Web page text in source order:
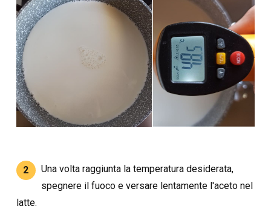
2
Una volta raggiunta la temperatura desiderata,
spegnere il fuoco e versare lentamente l'aceto nel
latte.